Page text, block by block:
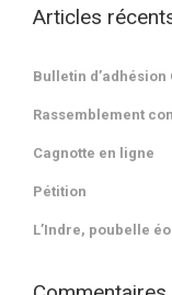
Articles
Bulletin d’adhésion
Rassemblement
Cagnotte en ligne
Pétition
L’Indre, poubelle